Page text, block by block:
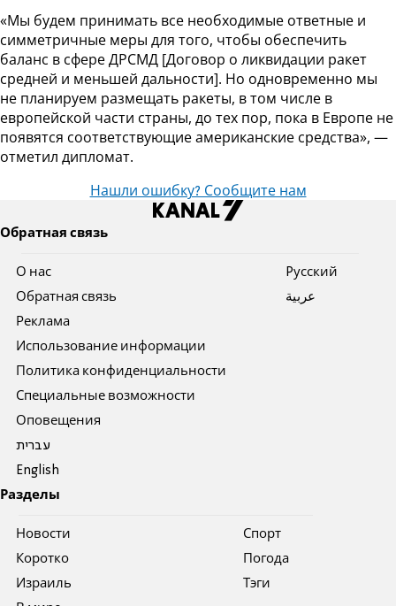
«Мы будем принимать все необходимые ответные и
симметричные меры для того, чтобы обеспечить
баланс в сфере ДРСМД [Договор о ликвидации ракет
средней и меньшей дальности]. Но одновременно мы
не планируем размещать ракеты, в том числе в
европейской части страны, до тех пор, пока в Европе не
появятся соответствующие американские средства», —
отметил дипломат.
Нашли ошибку? Сообщите нам
Обратная связь
О нас
Обратная связь
Реклама
Использование информации
Политика конфиденциальности
Специальные возможности
Оповещения
עברית
English
Pусский
عربية
Разделы
Новости
Коротко
Израиль
Спорт
Погода
Тэги